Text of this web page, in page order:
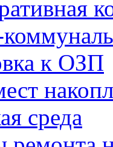
к ОЗП
среда